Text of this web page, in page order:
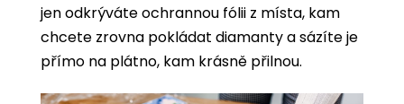
jen odkrýváte ochrannou fólii z místa, kam
chcete zrovna pokládat diamanty a sázíte je
přímo na plátno, kam krásně přilnou.